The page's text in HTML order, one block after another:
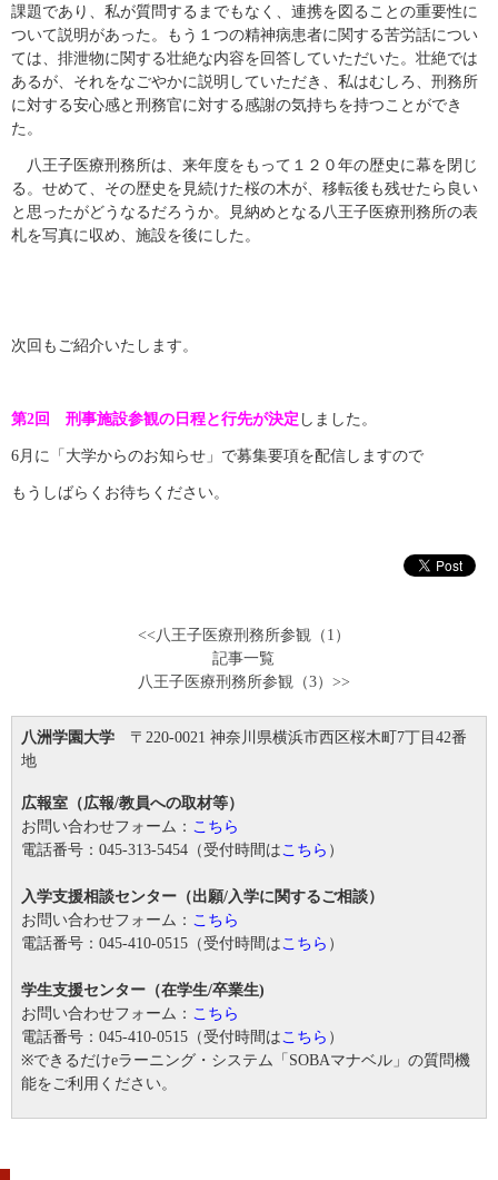
課題であり、私が質問するまでもなく、連携を図ることの重要性に
ついて説明があった。もう１つの精神病患者に関する苦労話につい
ては、排泄物に関する壮絶な内容を回答していただいた。壮絶では
あるが、それをなごやかに説明していただき、私はむしろ、刑務所
に対する安心感と刑務官に対する感謝の気持ちを持つことができ
た。
八王子医療刑務所は、来年度をもって１２０年の歴史に幕を閉じ
る。せめて、その歴史を見続けた桜の木が、移転後も残せたら良い
と思ったがどうなるだろうか。見納めとなる八王子医療刑務所の表
札を写真に収め、施設を後にした。
次回もご紹介いたします。
第2回 刑事施設参観の日程と行先が決定 しました。
6月に「大学からのお知らせ」で募集要項を配信しますので
もうしばらくお待ちください。
<<八王子医療刑務所参観（1）
記事一覧
八王子医療刑務所参観（3）>>
八洲学園大学 〒220-0021 神奈川県横浜市西区桜木町7丁目42番
地
広報室（広報/教員への取材等）
お問い合わせフォーム： こちら
電話番号：045-313-5454（受付時間は こちら ）
入学支援相談センター（出願/入学に関するご相談）
お問い合わせフォーム： こちら
電話番号：045-410-0515（受付時間は こちら ）
学生支援センター（在学生/卒業生)
お問い合わせフォーム： こちら
電話番号：045-410-0515（受付時間は こちら ）
※できるだけeラーニング・システム「SOBAマナベル」の質問機
能をご利用ください。